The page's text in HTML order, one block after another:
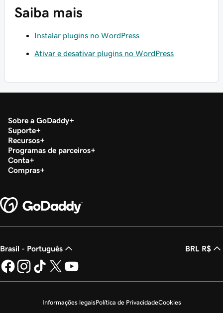
Saiba mais
Instalar plugins no WordPress
Ativar e desativar plugins no WordPress
Sobre a GoDaddy
Suporte
Recursos
Programas de parceiros
Conta
Compras
Brasil - Português BRL R$
Informações legaisPolítica de PrivacidadeCookies